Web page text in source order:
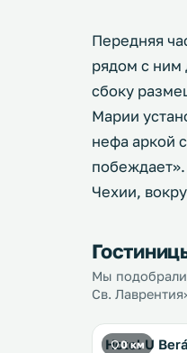
Передняя
рядом с ним
сбоку
Марии
нефа аркой
Чехии,
Мы подобрали
Св.
0 км
Hotel U